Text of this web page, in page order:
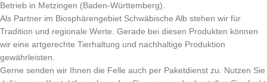
Betrieb in Metzingen (Baden-Württemberg).
Als Partner im Biosphärengebiet Schwäbische Alb stehen wir für
Tradition und regionale Werte. Gerade bei diesen Produkten können
wir eine artgerechte Tierhaltung und nachhaltige Produktion
gewährleisten.
Gerne senden wir Ihnen die Felle auch per Paketdienst zu. Nutzen Sie